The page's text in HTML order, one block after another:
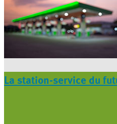
La station-service du